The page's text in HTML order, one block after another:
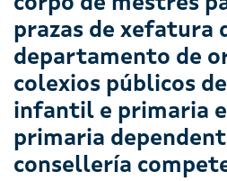
prazas de xefatura
departamento de
colexios públicos
infantil e primaria e
primaria
consellería